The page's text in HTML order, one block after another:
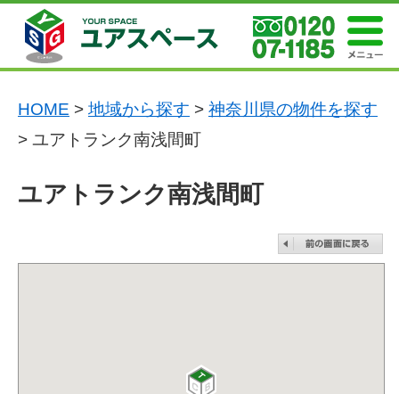
HOME > 地域から探す > 神奈川県の物件を探す
> ユアトランク南浅間町
ユアトランク南浅間町